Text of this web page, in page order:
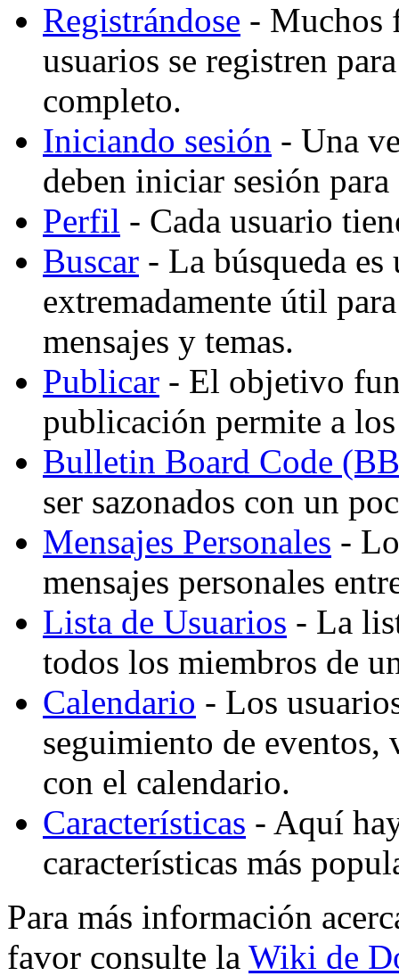
Registrándose - Muchos
usuarios se registren
completo.
Iniciando sesión - Una
deben iniciar sesión para
Perfil - Cada usuario
Buscar - La búsqueda es
extremadamente útil
mensajes y temas.
Publicar - El objetivo
publicación permite a
Bulletin Board Code
ser sazonados con un
Mensajes Personales -
mensajes personales
Lista de Usuarios - La
todos los miembros de
Calendario - Los
seguimiento de eventos,
con el calendario.
Características - Aquí
características más
Para más información
favor consulte la Wiki de